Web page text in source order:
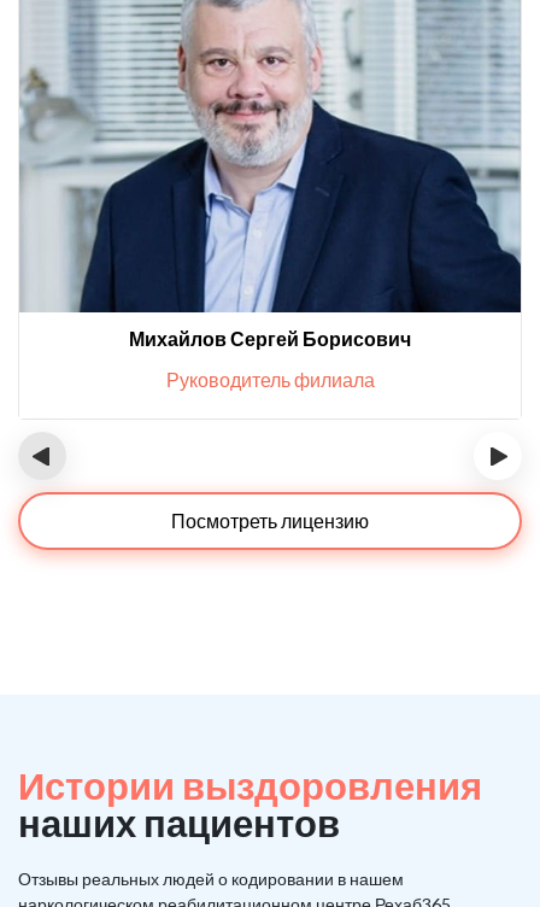
Михайлов Сергей Борисович
Руководитель филиала
‹ ›
Посмотреть лицензию
Истории выздоровления
наших пациентов
Отзывы реальных людей о кодировании в нашем